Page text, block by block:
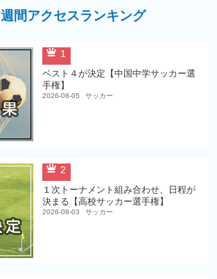
週間アクセスランキング
1
ベスト４が決定【中国中学サッカー選
手権】
2026-08-05 サッカー
2
１次トーナメント組み合わせ、日程が
決まる【高校サッカー選手権】
2026-08-03 サッカー